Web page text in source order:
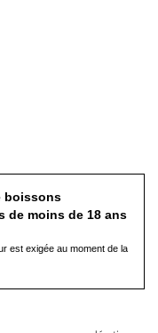
boissons
de moins de 18 ans
est exigée au moment de la